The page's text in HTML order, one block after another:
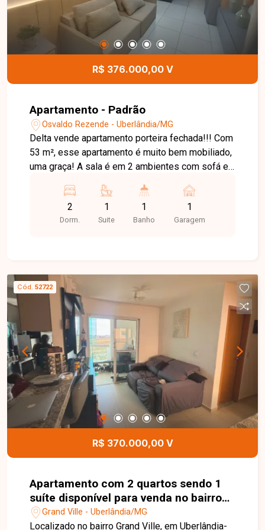
este excelente imóvel.
R$ 376.000,00 V
Apartamento - Padrão
Osvaldo Rezende - Uberlândia/MG
Delta vende apartamento porteira fechada!!! Com
53 m², esse apartamento é muito bem mobiliado,
uma graça! A sala é em 2 ambientes com sofá e
temos uma cama de casal e armários, no outro
quarto, armários e cama em marcenaria, banheiro
social com box e armários, cozinha com bancada
elevadores, gás canalizado e outras
comodidades para seu conforto.
2
Dorm.
1
Suite
1
Banho
1
Garagem
Cód. 52722
R$ 370.000,00 V
Apartamento com 2 quartos sendo 1
suíte disponível para venda no bairro
Grand Ville em Uberlândia-MG
Grand Ville - Uberlândia/MG
Localizado no bairro Grand Ville, em Uberlândia-